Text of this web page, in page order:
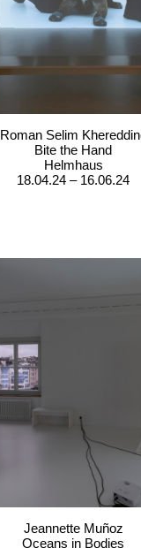
Roman Selim
Bite the Hand
Helmhaus
18.04.24 – 16.06.24
Jeannette Muñoz
Oceans in Bodies